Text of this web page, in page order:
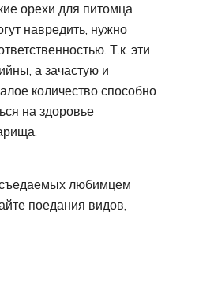
орехи для питомца
навредить, нужно
Т.к. эти
а зачастую и
количество способно
на здоровье
любимцем
поедания видов,